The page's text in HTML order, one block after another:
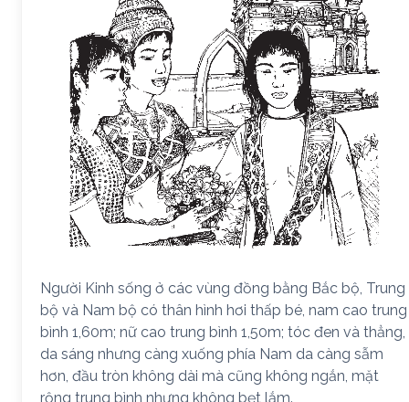
Người Kinh sống ở các vùng đồng bằng Bắc bộ, Trung
bộ và Nam bộ có thân hình hơi thấp bé, nam cao trung
bình 1,60m; nữ cao trung bình 1,50m; tóc đen và thẳng,
da sáng nhưng càng xuống phía Nam da càng sẫm
hơn, đầu tròn không dài mà cũng không ngắn, mặt
rộng trung bình nhưng không bẹt lắm.